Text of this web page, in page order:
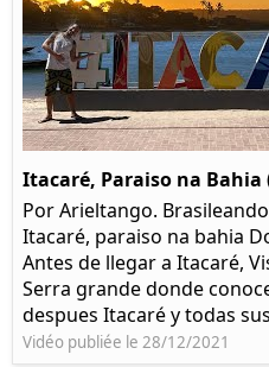
Itacaré, Paraiso na Bahia
Por Arieltango.
Itacaré, paraiso na bahia
Antes de llegar a Itacaré,
Serra grande donde
despues Itacaré y todas
Vidéo publiée le 28/12/2021